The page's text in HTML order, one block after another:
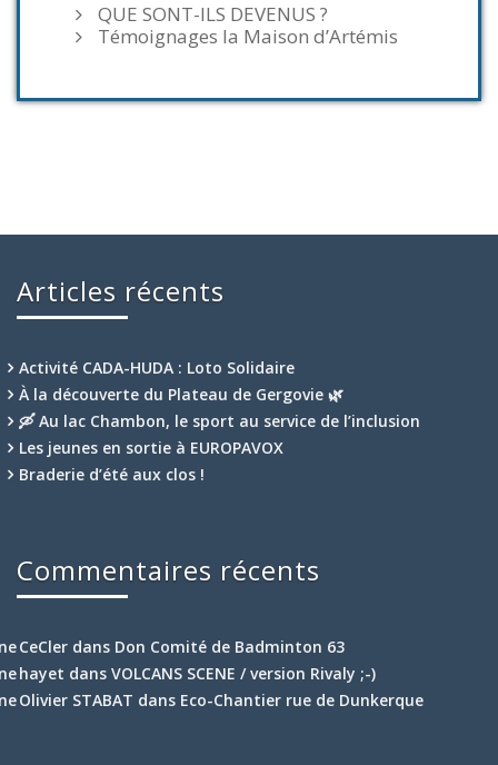
QUE SONT-ILS DEVENUS ?
Témoignages la Maison d’Artémis
Articles récents
Activité CADA-HUDA : Loto Solidaire
À la découverte du Plateau de Gergovie 🌿
🛶 Au lac Chambon, le sport au service de l’inclusion
Les jeunes en sortie à EUROPAVOX
Braderie d’été aux clos !
Commentaires récents
CeCler dans Don Comité de Badminton 63
hayet dans VOLCANS SCENE / version Rivaly ;-)
Olivier STABAT dans Eco-Chantier rue de Dunkerque